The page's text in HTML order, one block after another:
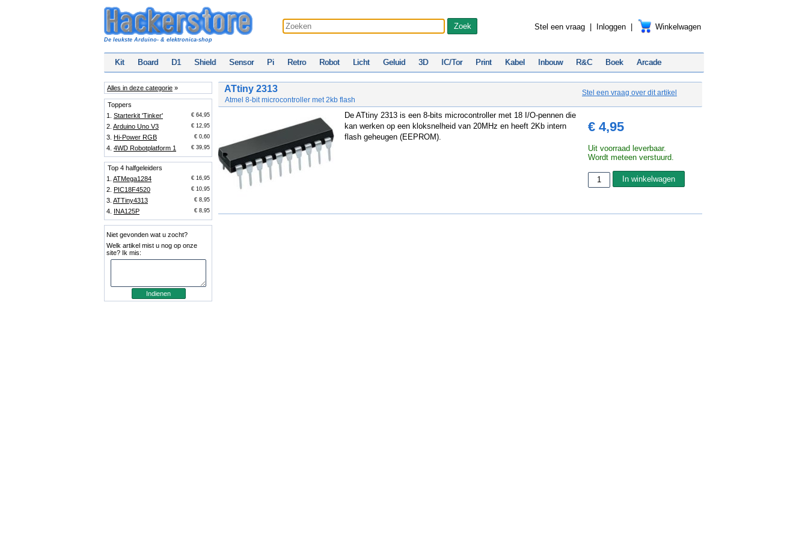
De leukste Arduino- & elektronica-shop
Stel een vraag Inloggen Winkelwagen
Kit Board D1 Shield Sensor Pi Retro Robot Licht Geluid 3D IC/Tor Print Kabel Inbouw R&C Boek Arcade
Alles in deze categorie »
Toppers
1. Starterkit 'Tinker' € 64,95
2. Arduino Uno V3 € 12,95
3. Hi-Power RGB € 0,60
4. 4WD Robotplatform 1 € 39,95
Top 4 halfgeleiders
1. ATMega1284 € 16,95
2. PIC18F4520 € 10,95
3. ATTiny4313 € 8,95
4. INA125P € 8,95
Niet gevonden wat u zocht?
Welk artikel mist u nog op onze
site? Ik mis:
ATtiny 2313
Atmel 8-bit microcontroller met 2kb flash
Stel een vraag over dit artikel
De ATtiny 2313 is een 8-bits microcontroller met 18 I/O-pennen die
kan werken op een kloksnelheid van 20MHz en heeft 2Kb intern
flash geheugen (EEPROM).
€ 4,95
Uit voorraad leverbaar.
Wordt meteen verstuurd.